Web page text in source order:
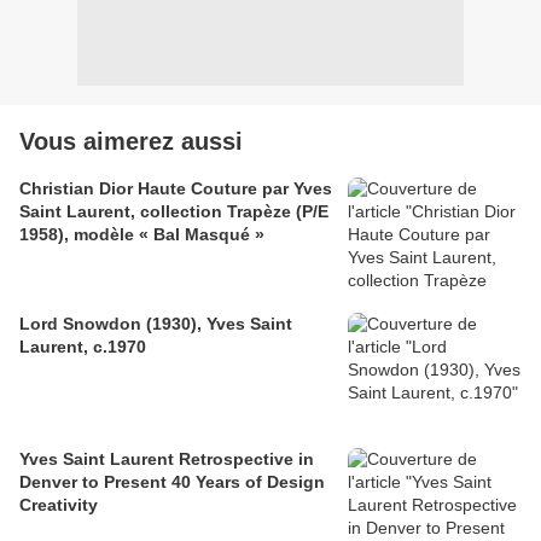
Vous aimerez aussi
Christian Dior Haute Couture par Yves
Saint Laurent, collection Trapèze (P/E
1958), modèle « Bal Masqué »
Lord Snowdon (1930), Yves Saint
Laurent, c.1970
Yves Saint Laurent Retrospective in
Denver to Present 40 Years of Design
Creativity